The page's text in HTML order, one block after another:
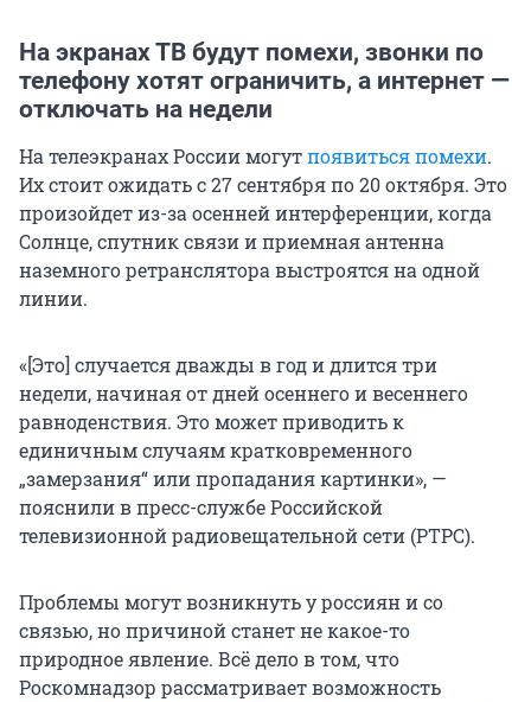
На экранах ТВ будут помехи, звонки по
телефону хотят ограничить, а интернет —
отключать на недели
На телеэкранах России могутпоявиться помехи.
Их стоит ожидать с27 сентябряпо 20 октября. Это
произойдет из-за осенней интерференции, когда
Солнце, спутник связи и приемная антенна
наземного ретранслятора выстроятся на одной
линии.
«[Это] случается дважды в год и длится три
недели, начиная от дней осеннего и весеннего
равноденствия. Это может приводить к
единичным случаям кратковременного
„замерзания“ или пропадания картинки», —
пояснили в пресс-службе Российской
телевизионной радиовещательной сети (РТРС).
Проблемы могут возникнуть у россиян и со
связью, но причиной станет не какое-то
природное явление. Всё дело в том, что
Роскомнадзор рассматривает возможность